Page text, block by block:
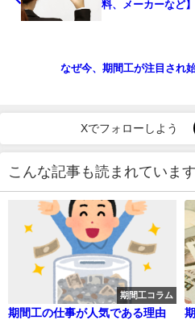
料、メーカーなど】
なぜ今、期間工が注目され
Xでフォローしよう
こんな記事も読まれています
期間工コラム
期間工の仕事が人気である理由